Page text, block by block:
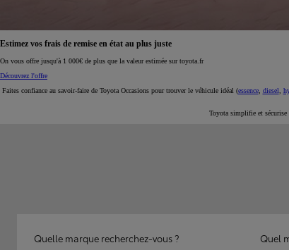
Estimez vos frais de remise en état au plus juste
On vous offre jusqu'à 1 000€ de plus que la valeur estimée sur toyota.fr
Découvrez l'offre
Faites confiance au savoir-faire de Toyota Occasions pour trouver le véhicule idéal (essence, diesel
Toyota simplifie et sécurise
Quelle marque recherchez-vous ? Quel